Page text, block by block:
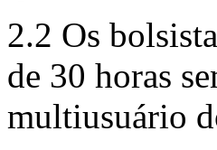
2.2 Os
de 30 horas
multiusuário